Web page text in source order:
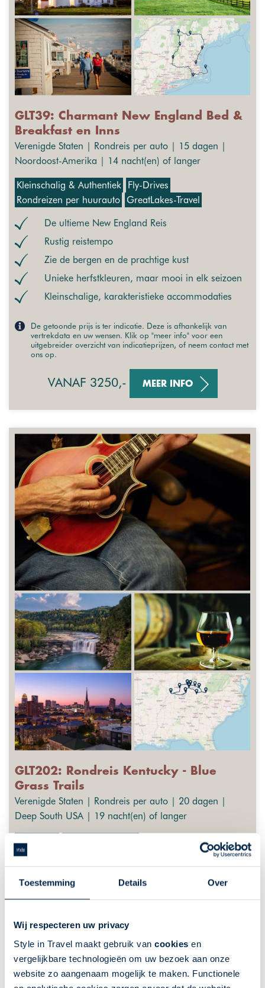
Toestemming Details Over
Wij respecteren uw privacy
Style in Travel maakt gebruik van cookies en
vergelijkbare technologieën om uw bezoek aan onze
website zo aangenaam mogelijk te maken. Functionele
GLT39: Charmant New England Bed &
Breakfast en Inns
Verenigde Staten | Rondreis per auto | 15 dagen |
Noordoost-Amerika | 14 nacht(en) of langer
Kleinschalig & Authentiek
Fly-Drives
Rondreizen per huurauto GreatLakes-Travel
De ultieme New England Reis
Rustig reistempo
Zie de bergen en de prachtige kust
Unieke herfstkleuren, maar mooi in elk seizoen
Kleinschalige, karakteristieke accommodaties
De getoonde prijs is ter indicatie. Deze is afhankelijk van
vertrekdata en uw wensen. Klik op "meer info" voor een
uitgebreider overzicht van indicatieprijzen, of neem contact met
ons op.
VANAF 3250,- MEER INFO
GLT202: Rondreis Kentucky - Blue
Grass Trails
Verenigde Staten | Rondreis per auto | 20 dagen |
Deep South USA | 19 nacht(en) of langer
Onontdekt natuurschoon
Paardensport in Lexington
De getoonde prijs is ter indicatie. Deze is afhankelijk van
vertrekdata en uw wensen. Klik op "meer info" voor een
uitgebreider overzicht van indicatieprijzen, of neem contact met